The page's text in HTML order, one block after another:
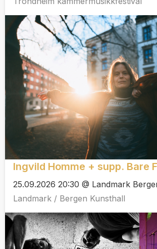
Ingvild Homme + supp. Bare
25.09.2026 20:30 @ Landmark
Landmark / Bergen Kunsthall